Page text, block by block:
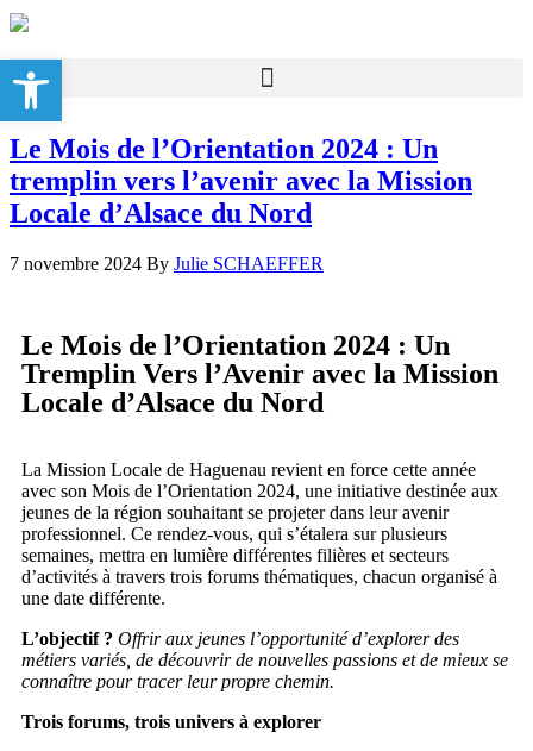
Le Mois de l’Orientation 2024 : Un
tremplin vers l’avenir avec la Mission
Locale d’Alsace du Nord
7 novembre 2024 By Julie SCHAEFFER
Le Mois de l’Orientation 2024 : Un
Tremplin Vers l’Avenir avec la Mission
Locale d’Alsace du Nord
La Mission Locale de Haguenau revient en force cette année
avec son Mois de l’Orientation 2024, une initiative destinée aux
jeunes de la région souhaitant se projeter dans leur avenir
professionnel. Ce rendez-vous, qui s’étalera sur plusieurs
semaines, mettra en lumière différentes filières et secteurs
d’activités à travers trois forums thématiques, chacun organisé à
une date différente.
L’objectif ? Offrir aux jeunes l’opportunité d’explorer des
métiers variés, de découvrir de nouvelles passions et de mieux se
connaître pour tracer leur propre chemin.
Trois forums, trois univers à explorer
Ouvrir la barre d’outils